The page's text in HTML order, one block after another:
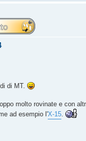
di MT.
molto rovinate e con
ad esempio l'X-15.